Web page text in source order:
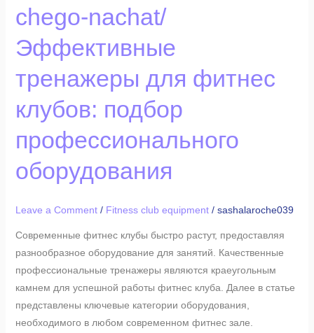
chego-nachat/
Эффективные
тренажеры для фитнес
клубов: подбор
профессионального
оборудования
Leave a Comment / Fitness club equipment/ sashalaroche039
Современные фитнес клубы быстро растут, предоставляя
разнообразное оборудование для занятий. Качественные
профессиональные тренажеры являются краеугольным
камнем для успешной работы фитнес клуба. Далее в статье
представлены ключевые категории оборудования,
необходимого в любом современном фитнес зале.
chego-
nachat/
Эффективные
тренажеры
для
фитнес
подбор
профессионального
оборудования